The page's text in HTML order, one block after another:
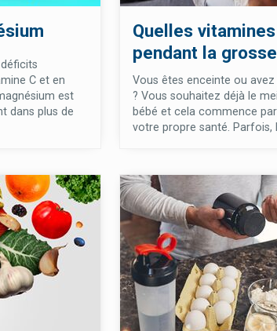
C et en
est
dans plus de
Quelles
pendant la
Vous êtes enceinte ou avez
? Vous souhaitez déjà le
bébé et cela commence
votre propre santé. Parfois,